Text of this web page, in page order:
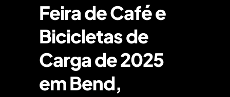
Feira de Café e
Bicicletas de
Carga de 2025
em Bend,